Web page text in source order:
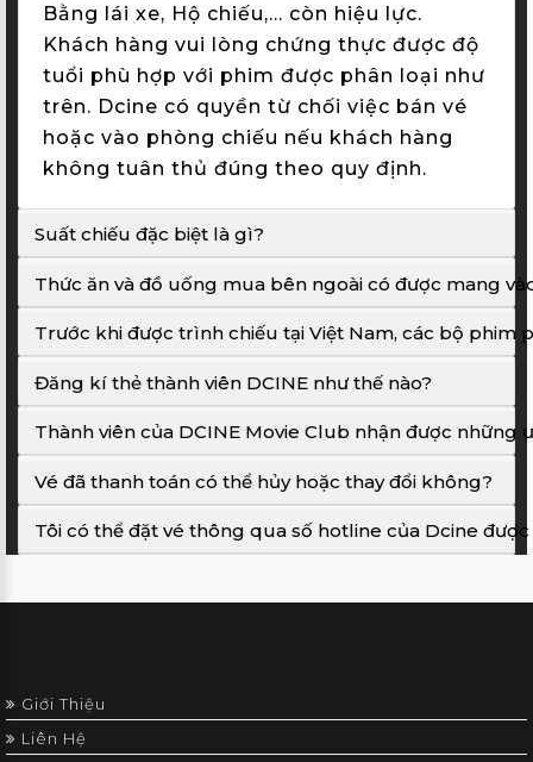
Bằng lái xe, Hộ chiếu,… còn hiệu lực.
Khách hàng vui lòng chứng thực được độ
tuổi phù hợp với phim được phân loại như
trên. Dcine có quyền từ chối việc bán vé
hoặc vào phòng chiếu nếu khách hàng
không tuân thủ đúng theo quy định.
Suất chiếu đặc biệt là gì?
Thức ăn và đồ uống mua bên ngoài có được mang
Trước khi được trình chiếu tại Việt Nam, các bộ phim
Đăng kí thẻ thành viên DCINE như thế nào?
Thành viên của DCINE Movie Club nhận được những
Vé đã thanh toán có thể hủy hoặc thay đổi không?
Tôi có thể đặt vé thông qua số hotline của Dcine
Giới Thiệu
Liên Hệ